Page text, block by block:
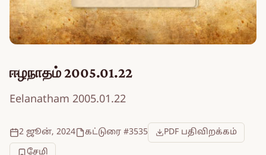
ஈழநாதம் 2005.01.22
Eelanatham 2005.01.22
2 ஜூன், 2024 கட்டுரை #3535
PDF பதிவிறக்கம்
சேமி